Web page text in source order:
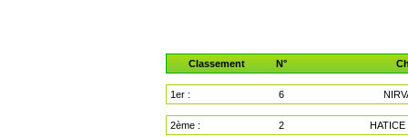
Classement N°
1er : 6
2ème : 2